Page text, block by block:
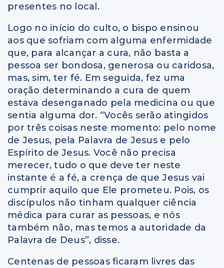
presentes no local.
Logo no início do culto, o bispo ensinou
aos que sofriam com alguma enfermidade
que, para alcançar a cura, não basta a
pessoa ser bondosa, generosa ou caridosa,
mas, sim, ter fé. Em seguida, fez uma
oração determinando a cura de quem
estava desenganado pela medicina ou que
sentia alguma dor. “Vocês serão atingidos
por três coisas neste momento: pelo nome
de Jesus, pela Palavra de Jesus e pelo
Espírito de Jesus. Você não precisa
merecer, tudo o que deve ter neste
instante é a fé, a crença de que Jesus vai
cumprir aquilo que Ele prometeu. Pois, os
discípulos não tinham qualquer ciência
médica para curar as pessoas, e nós
também não, mas temos a autoridade da
Palavra de Deus”, disse.
Centenas de pessoas ficaram livres das